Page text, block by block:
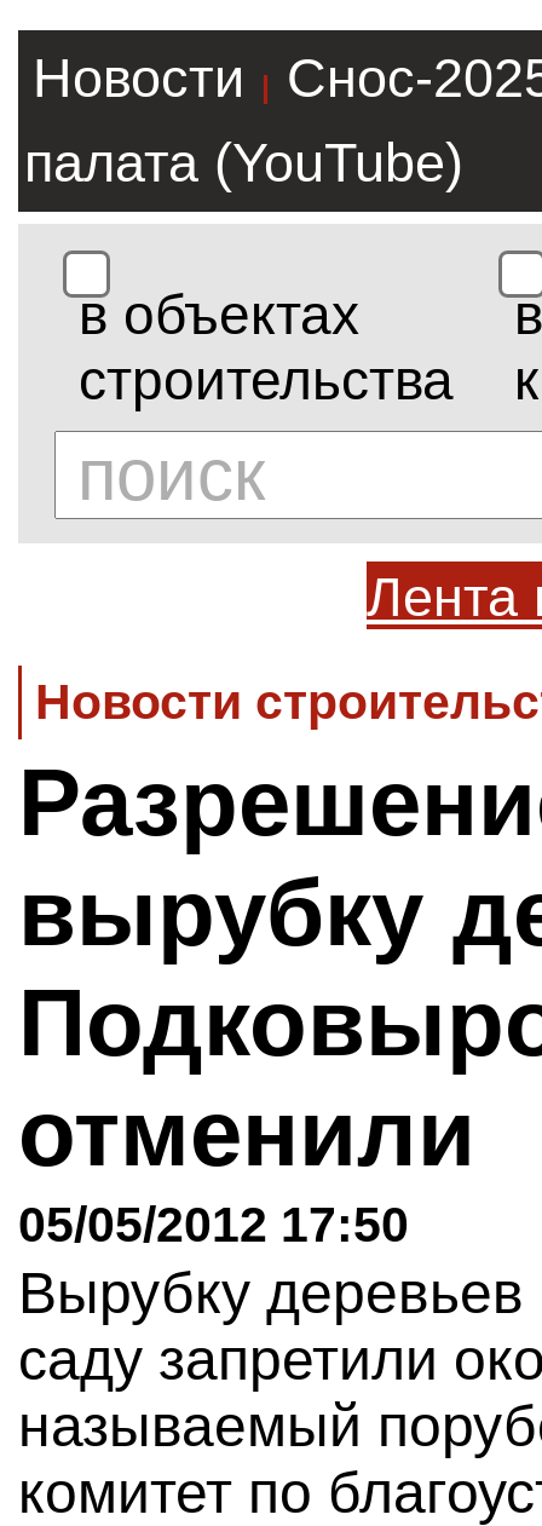
Новости |
Снос-
палата (YouTube)
в объектах
строительства
в
Лента
Новости
вырубку
отменили
05/05/2012 17:50
Вырубку
саду запретили
называемый
комитет по